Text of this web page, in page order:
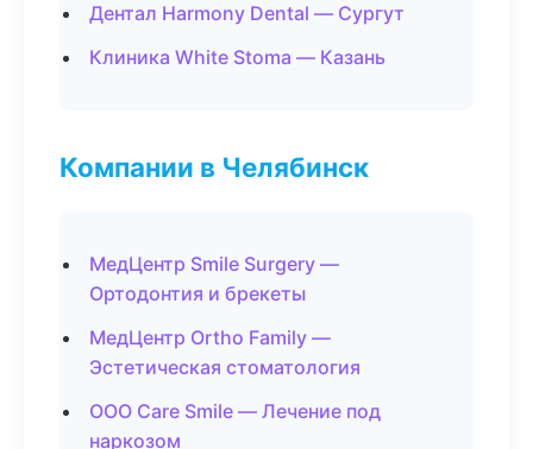
Дентал Harmony Dental — Сургут
Клиника White Stoma — Казань
Компании в Челябинск
МедЦентр Smile Surgery —
Ортодонтия и брекеты
МедЦентр Ortho Family —
Эстетическая стоматология
ООО Care Smile — Лечение под
наркозом